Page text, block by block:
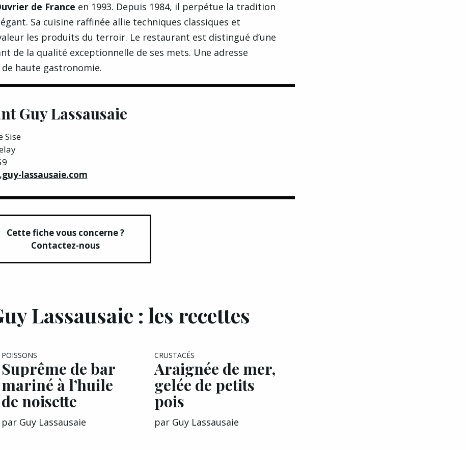
de France en 1993. Depuis 1984, il perpétue la tradition
Sa cuisine raffinée allie techniques classiques et
les produits du terroir. Le restaurant est distingué d’une
de la qualité exceptionnelle de ses mets. Une adresse
haute gastronomie.
Guy Lassausaie
Sise
lassausaie.com
Cette fiche vous concerne ?
Contactez-nous
Lassausaie : les recettes
POISSONS
Suprême de bar
mariné à l’huile
de noisette
par Guy Lassausaie
CRUSTACÉS
Araignée de mer,
gelée de petits
pois
par Guy Lassausaie